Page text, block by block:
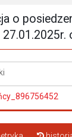
o
27.01.2025r.